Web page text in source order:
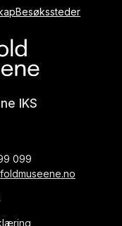
Besøkssteder
IKS
099